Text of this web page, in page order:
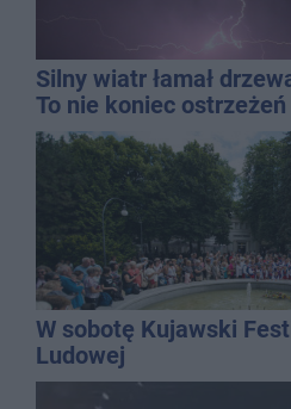
Silny wiatr łamał
To nie koniec ostrzeżeń
W sobotę Kujawski
Ludowej